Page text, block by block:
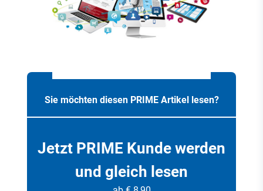
Sie möchten diesen PRIME Artikel lesen?
Jetzt PRIME Kunde werden
und gleich lesen